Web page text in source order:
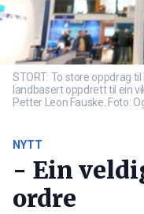
STORT: To store oppdrag
landbasert oppdrett til ein
Petter Leon Fauske. Foto:
NYTT
- Ein
ordre